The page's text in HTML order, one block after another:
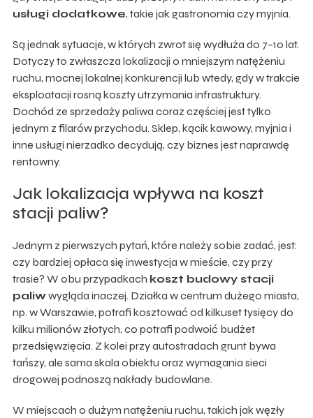
usługi dodatkowe, takie jak gastronomia czy myjnia.
Są jednak sytuacje, w których zwrot się wydłuża do 7–10 lat.
Dotyczy to zwłaszcza lokalizacji o mniejszym natężeniu
ruchu, mocnej lokalnej konkurencji lub wtedy, gdy w trakcie
eksploatacji rosną koszty utrzymania infrastruktury.
Dochód ze sprzedaży paliwa coraz częściej jest tylko
jednym z filarów przychodu. Sklep, kącik kawowy, myjnia i
inne usługi nierzadko decydują, czy biznes jest naprawdę
rentowny.
Jak lokalizacja wpływa na koszt
stacji paliw?
Jednym z pierwszych pytań, które należy sobie zadać, jest:
czy bardziej opłaca się inwestycja w mieście, czy przy
trasie? W obu przypadkach koszt budowy stacji
paliwwygląda inaczej. Działka w centrum dużego miasta,
np. w Warszawie, potrafi kosztować od kilkuset tysięcy do
kilku milionów złotych, co potrafi podwoić budżet
przedsięwzięcia. Z kolei przy autostradach grunt bywa
tańszy, ale sama skala obiektu oraz wymagania sieci
drogowej podnoszą nakłady budowlane.
W miejscach o dużym natężeniu ruchu, takich jak węzły